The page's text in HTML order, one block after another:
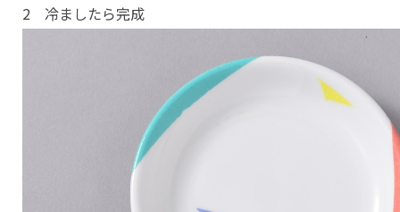
2 冷ましたら完成